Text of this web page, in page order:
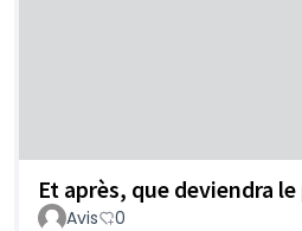
Et après, que deviendra
Avis 0